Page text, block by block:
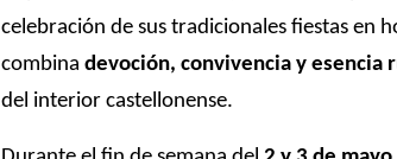
celebración de sus tradicionales fiestas en
combina devoción, convivencia y esencia
del interior castellonense.